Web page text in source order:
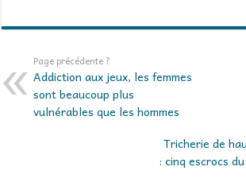
Page précédente ?
Addiction aux jeux, les femmes
sont beaucoup plus
vulnérables que les hommes
Tricherie de
: cinq escrocs